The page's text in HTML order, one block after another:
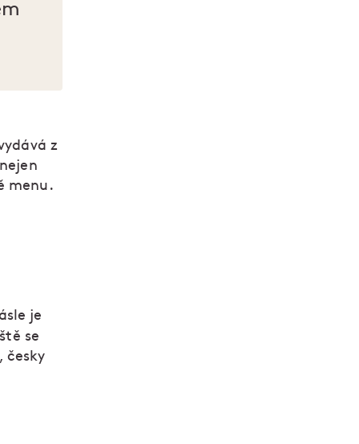
z
menu.
je
se
česky